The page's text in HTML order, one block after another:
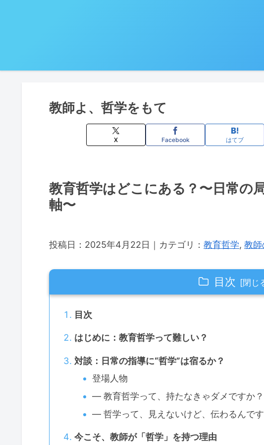
教師よ、哲学をもて
X Facebook はてブ
教育哲学はどこにある？〜日常の
軸〜
投稿日：2025年4月22日｜カテゴリ： 教育哲学, 教
目次
目次
はじめに：教育哲学って難しい？
対談：日常の指導に“哲学”は宿るか？
登場人物
― 教育哲学って、持たなきゃダメですか？
― 哲学って、見えないけど、伝わるんで
今こそ、教師が「哲学」を持つ理由